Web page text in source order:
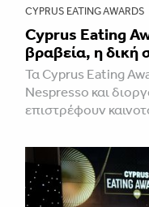
CYPRUS EATING AWARDS
Cyprus Eating
βραβεία, η
Τα Cyprus Eating
Nespresso και
επιστρέφουν